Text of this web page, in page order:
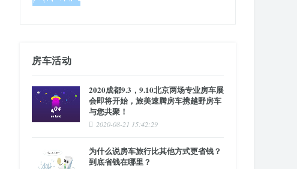
房车活动
2020成都9.3，9.10北京两场专业房车展
会即将开始，旅美速腾房车携越野房车
与您共聚！
2020-08-21 15:42:29
为什么说房车旅行比其他方式更省钱？
到底省钱在哪里？